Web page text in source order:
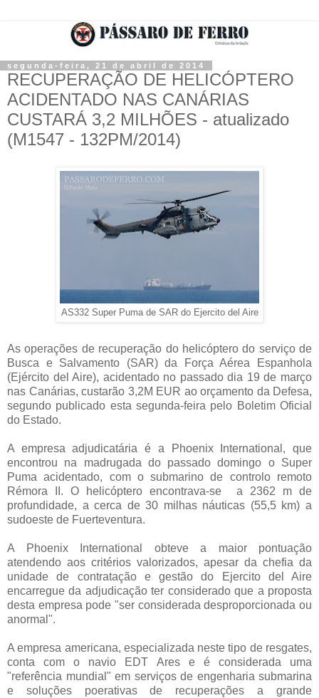
segunda-feira, 21 de abril de 2014
RECUPERAÇÃO DE HELICÓPTERO
ACIDENTADO NAS CANÁRIAS
CUSTARÁ 3,2 MILHÕES - atualizado
(M1547 - 132PM/2014)
AS332 Super Puma de SAR do Ejercito del Aire
As operações de recuperação do helicóptero do serviço de
Busca e Salvamento (SAR) da Força Aérea Espanhola
(Ejército del Aire), acidentado no passado dia 19 de março
nas Canárias, custarão 3,2M EUR ao orçamento da Defesa,
segundo publicado esta segunda-feira pelo Boletim Oficial
do Estado.
A empresa adjudicatária é a Phoenix International, que
encontrou na madrugada do passado domingo o Super
Puma acidentado, com o submarino de controlo remoto
Rémora II. O helicóptero encontrava-se a 2362 m de
profundidade, a cerca de 30 milhas náuticas (55,5 km) a
sudoeste de Fuerteventura.
A Phoenix International obteve a maior pontuação
atendendo aos critérios valorizados, apesar da chefia da
unidade de contratação e gestão do Ejercito del Aire
encarregue da adjudicação ter considerado que a proposta
desta empresa pode "ser considerada desproporcionada ou
anormal".
A empresa americana, especializada neste tipo de resgates,
conta com o navio EDT Ares e é considerada uma
"referência mundial" em serviços de engenharia submarina
e soluções poerativas de recuperações a grande